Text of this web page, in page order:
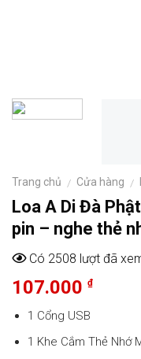
Trang chủ / Cửa hàng /
Loa A Di Đà
pin – nghe thẻ
Có 2508 lượt đã
107.000 ₫
1 Cổng USB
1 Khe Cắm Thẻ Nhớ